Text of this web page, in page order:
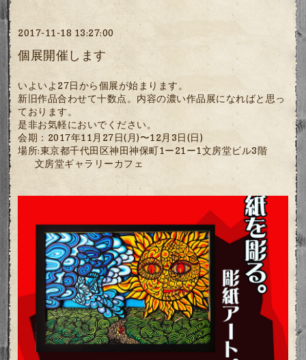
2017-11-18 13:27:00
個展開催します
いよいよ27日から個展が始まります。
新旧作品合わせて十数点。内容の濃い作品展になればと思っ
ております。
是非お気軽においでください。
会期：2017年11月27日(月)〜12月3日(日)
場所:東京都千代田区神田神保町1ー21ー1文房堂ビル3階
文房堂ギャラリーカフェ